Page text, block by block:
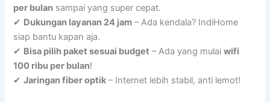
per bulan sampai yang super cepat.
✔ Dukungan layanan 24 jam – Ada kendala? IndiHome
siap bantu kapan aja.
✔ Bisa pilih paket sesuai budget – Ada yang mulaiwifi
100 ribu per bulan!
✔Jaringan fiber optik – Internet lebih stabil, anti lemot!